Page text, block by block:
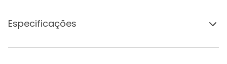
Especificações